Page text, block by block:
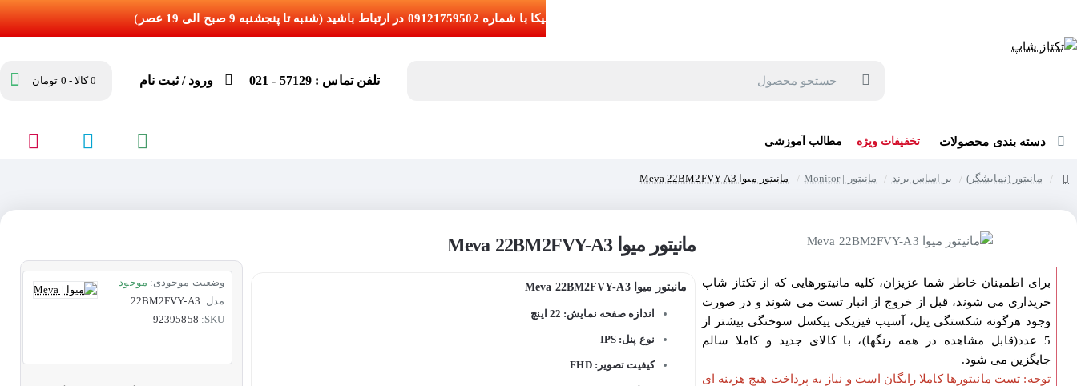
تلفن تماس : 57129 - 021 ورود / ثبت نام 0 کالا - 0 تومان
دسته بندی محصولات تخفیفات ویژه مطالب آموزشی
مانیتور (نمایشگر) بر اساس برند مانیتور | Monitor مانیتور میوا Meva 22BM2FVY-A3
برای اطمینان خاطر شما عزیزان، کلیه مانیتورهایی که از تکتاز شاپ
خریداری می شوند، قبل از خروج از انبار تست می شوند و در صورت
وجود هرگونه شکستگی پنل، آسیب فیزیکی پیکسل سوختگی بیشتر از
5 عدد(قابل مشاهده در همه رنگها)، با کالای جدید و کاملا سالم
جایگزین می شود.
توجه: تست مانیتورها کاملا رایگان است و نیاز به پرداخت هیچ هزینه ای
مانیتور میوا Meva 22BM2FVY-A3
مانیتور میوا Meva 22BM2FVY-A3
اندازه صفحه نمایش: 22 اینچ
نوع پنل: IPS
کیفیت تصویر: FHD
وضعیت موجودی: موجود
مدل: 22BM2FVY-A3
SKU:
92395858